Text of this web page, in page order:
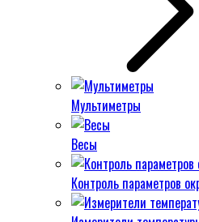
Мультиметры
Весы
Контроль параметров